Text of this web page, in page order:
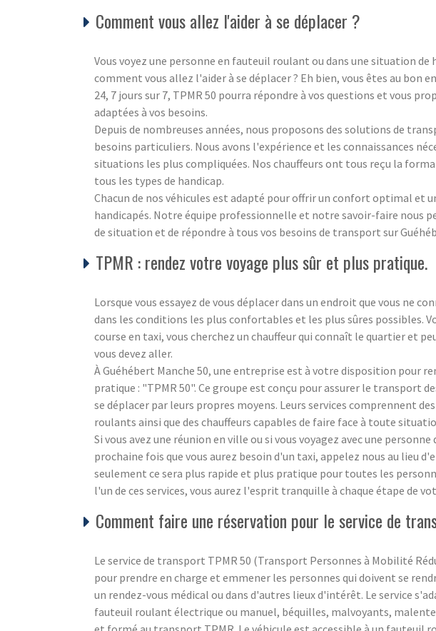
Comment vous allez l'aider à se déplacer ?
Vous voyez une personne en fauteuil roulant ou dans une situation de
comment vous allez l'aider à se déplacer ? Eh bien, vous êtes au bon
24, 7 jours sur 7, TPMR 50 pourra répondre à vos questions et vous
adaptées à vos besoins.
Depuis de nombreuses années, nous proposons des solutions de
besoins particuliers. Nous avons l'expérience et les connaissances
situations les plus compliquées. Nos chauffeurs ont tous reçu la
tous les types de handicap.
Chacun de nos véhicules est adapté pour offrir un confort optimal et
handicapés. Notre équipe professionnelle et notre savoir-faire nous
de situation et de répondre à tous vos besoins de transport sur
TPMR : rendez votre voyage plus sûr et plus pratique.
Lorsque vous essayez de vous déplacer dans un endroit que vous ne
dans les conditions les plus confortables et les plus sûres possibles.
course en taxi, vous cherchez un chauffeur qui connaît le quartier et
vous devez aller.
À Guéhébert Manche 50, une entreprise est à votre disposition pour
pratique : "TPMR 50". Ce groupe est conçu pour assurer le transport
se déplacer par leurs propres moyens. Leurs services comprennent
roulants ainsi que des chauffeurs capables de faire face à toute
Si vous avez une réunion en ville ou si vous voyagez avec une personne
prochaine fois que vous aurez besoin d'un taxi, appelez nous au lieu
seulement ce sera plus rapide et plus pratique pour toutes les
l'un de ces services, vous aurez l'esprit tranquille à chaque étape de
Comment faire une réservation pour le service de
Le service de transport TPMR 50 (Transport Personnes à Mobilité
pour prendre en charge et emmener les personnes qui doivent se
un rendez-vous médical ou dans d'autres lieux d'intérêt. Le service
fauteuil roulant électrique ou manuel, béquilles, malvoyants,